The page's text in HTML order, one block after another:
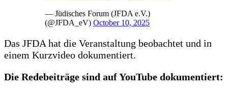
— Jüdisches Forum (JFDA e.V.)
(@JFDA_eV) October 10, 2025
Das JFDA hat die Veranstaltung beobachtet und in
einem Kurzvideo dokumentiert.
Die Redebeiträge sind auf YouTube dokumentiert: